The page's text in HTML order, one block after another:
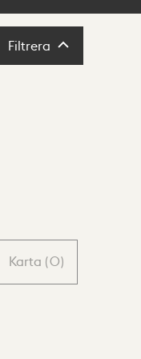
Filtrera Filtrera
Karta (0)